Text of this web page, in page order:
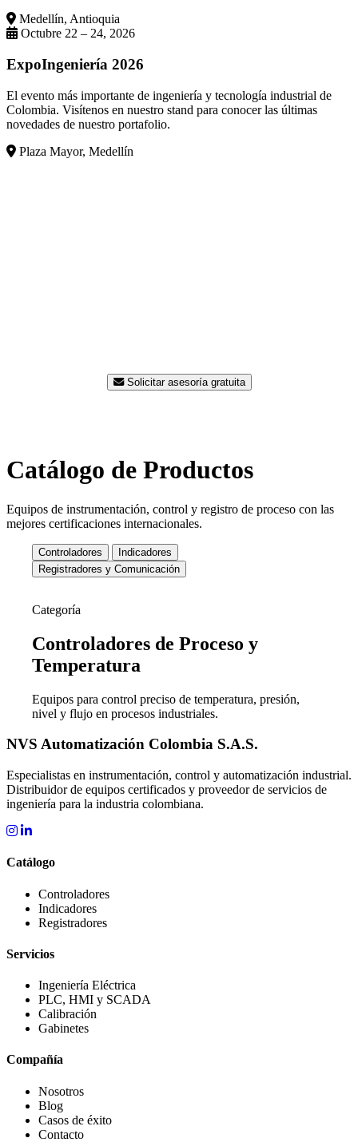
Medellín, Antioquia
Octubre 22 – 24, 2026
ExpoIngeniería 2026
El evento más importante de ingeniería y tecnología industrial de
Colombia. Visítenos en nuestro stand para conocer las últimas
novedades de nuestro portafolio.
Plaza Mayor, Medellín
Solicitar asesoría gratuita
Catálogo de Productos
Equipos de instrumentación, control y registro de proceso con las
mejores certificaciones internacionales.
Controladores
Indicadores
Registradores y Comunicación
Categoría
Controladores de Proceso y
Temperatura
Equipos para control preciso de temperatura, presión,
nivel y flujo en procesos industriales.
NVS Automatización Colombia S.A.S.
Especialistas en instrumentación, control y automatización industrial.
Distribuidor de equipos certificados y proveedor de servicios de
ingeniería para la industria colombiana.
Catálogo
Controladores
Indicadores
Registradores
Servicios
Ingeniería Eléctrica
PLC, HMI y SCADA
Calibración
Gabinetes
Compañía
Nosotros
Blog
Casos de éxito
Contacto